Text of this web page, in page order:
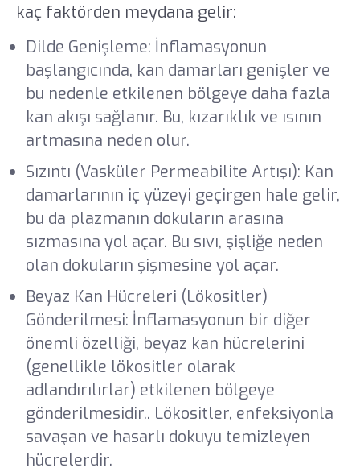
kaç faktörden meydana gelir:
Dilde Genişleme: İnflamasyonun
başlangıcında, kan damarları genişler ve
bu nedenle etkilenen bölgeye daha fazla
kan akışı sağlanır. Bu, kızarıklık ve ısının
artmasına neden olur.
Sızıntı (Vasküler Permeabilite Artışı): Kan
damarlarının iç yüzeyi geçirgen hale gelir,
bu da plazmanın dokuların arasına
sızmasına yol açar. Bu sıvı, şişliğe neden
olan dokuların şişmesine yol açar.
Beyaz Kan Hücreleri (Lökositler)
Gönderilmesi: İnflamasyonun bir diğer
önemli özelliği, beyaz kan hücrelerini
(genellikle lökositler olarak
adlandırılırlar) etkilenen bölgeye
gönderilmesidir.. Lökositler, enfeksiyonla
savaşan ve hasarlı dokuyu temizleyen
hücrelerdir.